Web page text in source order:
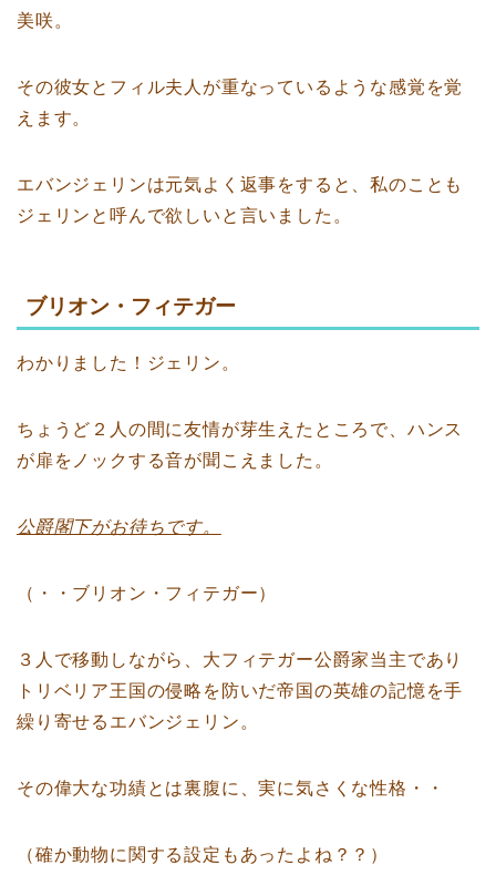
美咲。
その彼女とフィル夫人が重なっているような感覚を覚
えます。
エバンジェリンは元気よく返事をすると、私のことも
ジェリンと呼んで欲しいと言いました。
ブリオン・フィテガー
わかりました！ジェリン。
ちょうど２人の間に友情が芽生えたところで、ハンス
が扉をノックする音が聞こえました。
公爵閣下がお待ちです。
（・・ブリオン・フィテガー）
３人で移動しながら、大フィテガー公爵家当主であり
トリベリア王国の侵略を防いだ帝国の英雄の記憶を手
繰り寄せるエバンジェリン。
その偉大な功績とは裏腹に、実に気さくな性格・・
（確か動物に関する設定もあったよね？？）